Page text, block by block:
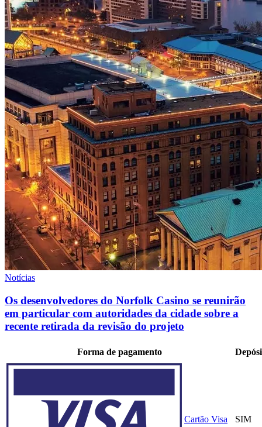
Notícias
Os desenvolvedores do Norfolk Casino se reunirão
em particular com autoridades da cidade sobre a
recente retirada da revisão do projeto
Forma de pagamento
Cartão Visa SIM